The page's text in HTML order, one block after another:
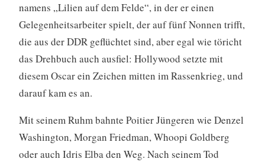
namens „Lilien auf dem Felde“, in der er einen
Gelegenheitsarbeiter spielt, der auf fünf Nonnen trifft,
die aus der DDR geflüchtet sind, aber egal wie töricht
das Drehbuch auch ausfiel: Hollywood setzte mit
diesem Oscar ein Zeichen mitten im Rassenkrieg, und
darauf kam es an.
Mit seinem Ruhm bahnte Poitier Jüngeren wie Denzel
Washington, Morgan Friedman, Whoopi Goldberg
oder auch Idris Elba den Weg. Nach seinem Tod